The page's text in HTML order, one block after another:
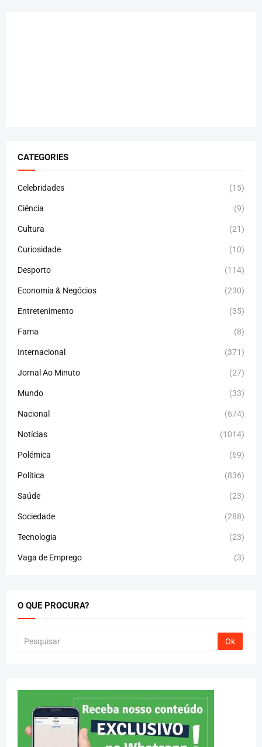
CATEGORIES
Celebridades (15)
Ciência (9)
Cultura (21)
Curiosidade (10)
Desporto (114)
Economia & Negócios (230)
Entretenimento (35)
Fama (8)
Internacional (371)
Jornal Ao Minuto (27)
Mundo (33)
Nacional (674)
Notícias (1014)
Polémica (69)
Política (836)
Saúde (23)
Sociedade (288)
Tecnologia (23)
Vaga de Emprego (3)
O QUE PROCURA?